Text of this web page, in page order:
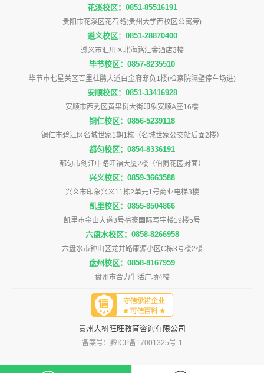
花溪校区：0851-85516191
贵阳市花溪区花石路(贵州大学西校区公寓旁)
遵义校区：0851-28870400
遵义市汇川区北海路汇金酒店3楼
毕节校区：0857-8235510
毕节市七星关区百里杜鹃大道白金府邸负1楼(检察院隔壁停车场进)
安顺校区：0851-33416928
安顺市西秀区黄果树大街印象安顺A座16楼
铜仁校区：0856-5239118
铜仁市碧江区名城世家1期1栋（名城世家公交站后面2楼）
都匀校区：0854-8336191
都匀市剑江中路旺福大厦2楼（伯爵花园对面）
兴义校区：0859-3663588
兴义市印象兴义11栋2单元1号商业电梯3楼
凯里校区：0855-8504866
凯里市金山大道3号裕豪国际写字楼19楼5号
六盘水校区：0858-8266958
六盘水市钟山区龙井路康源小区C栋3号楼2楼
盘州校区：0858-8167959
盘州市合力生活广场4楼
贵州大树旺旺教育咨询有限公司
备案号：黔ICP备17001325号-1